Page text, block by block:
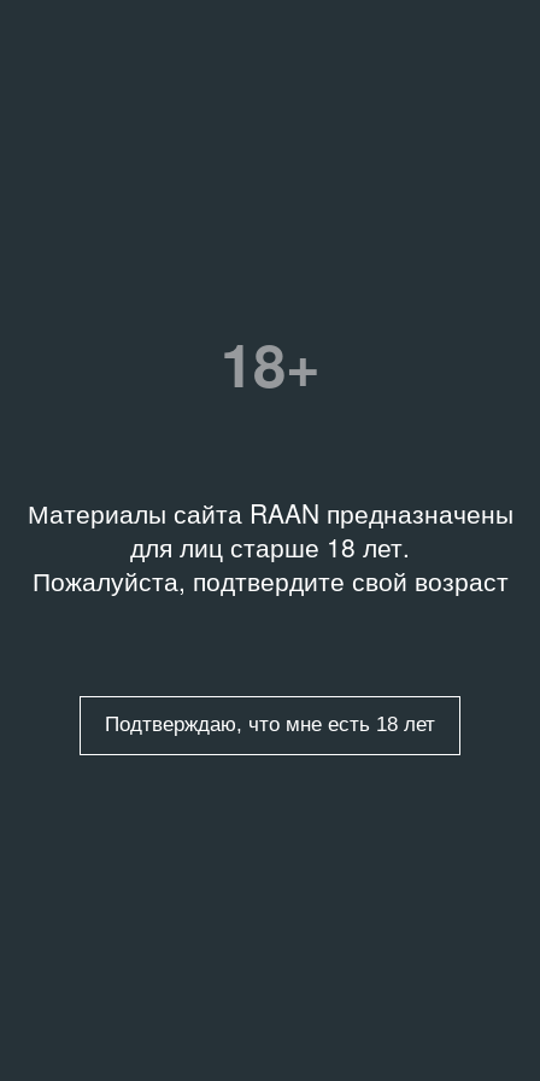
18+
Материалы сайта RAAN предназначены
для лиц старше 18 лет.
Пожалуйста, подтвердите свой возраст
Подтверждаю, что мне есть 18 лет